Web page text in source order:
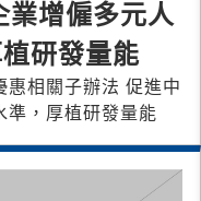
業增僱多元人
研發量能
惠相關子辦法 促進中
準，厚植研發量能